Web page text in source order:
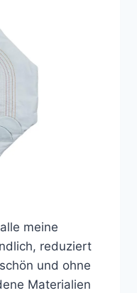
meine
reduziert
und ohne
Materialien